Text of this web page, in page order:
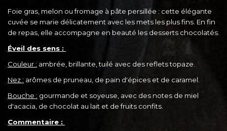
Foie gras, melon ou fromage à pâte persillée : cette élégante
cuvée se marie délicatement avec les mets les plus fins. En fin
de repas, elle accompagne en beauté les desserts chocolatés.
Éveil des sens :
Couleur : ambrée, brillante, tuilé avec des reflets topaze.
Nez : arômes de pruneau, de pain d'épices et de caramel.
Bouche : gourmande et soyeuse, avec des notes de miel
d'acacia, de chocolat au lait et de fruits confits.
Commentaire :